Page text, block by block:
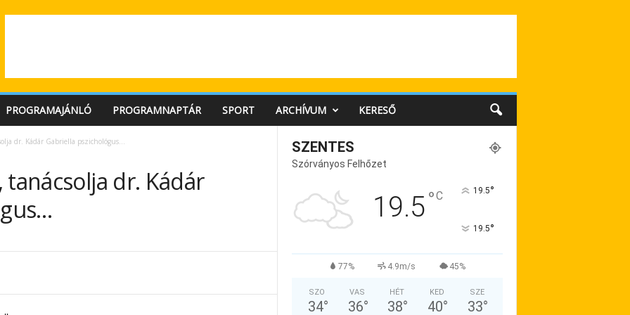
PROGRAMAJÁNLÓ PROGRAMNAPTÁR SPORT ARCHÍVUM KERESŐ
dr. Kádár Gabriella pszichológus…
dr. Kádár
SZENTES
Szórványos Felhőzet
19.5°C 19.5°
19.5°
77% 4.9m/s 45%
SZO
34°
VAS
36°
HÉT
38°
KED
40°
SZE
33°